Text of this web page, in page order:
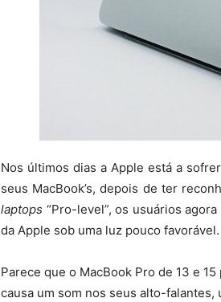
Nos últimos dias a Apple está a
seus MacBook’s, depois de ter
laptops “Pro-level”, os usuários
da Apple sob uma luz pouco favorável.
Parece que o MacBook Pro de 13 e
causa um som nos seus alto-